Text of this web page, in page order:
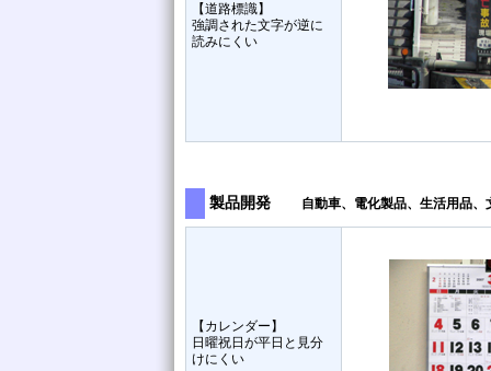
【道路標識】
強調された文字が逆に
読みにくい
製品開発 自動車、電化製品、生活用品、
【カレンダー】
日曜祝日が平日と見分
けにくい